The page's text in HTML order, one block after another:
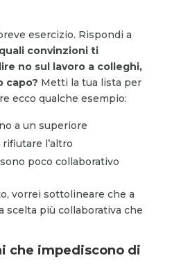
esercizio. Rispondi a
quali convinzioni ti
no sul lavoro a colleghi,
capo? Metti la tua lista per
ecco qualche esempio:
a un superiore
l’altro
poco collaborativo
vorrei sottolineare che a
scelta più collaborativa che
che impediscono di